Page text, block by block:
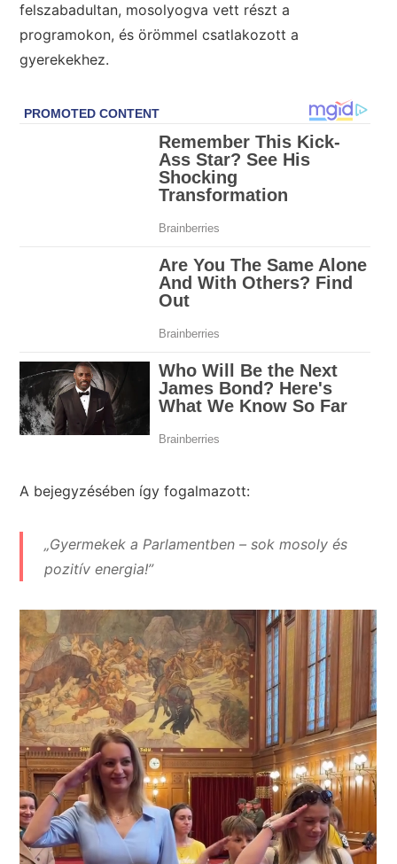
felszabadultan, mosolyogva vett részt a
programokon, és örömmel csatlakozott a
gyerekekhez.
A bejegyzésében így fogalmazott:
„Gyermekek a Parlamentben – sok mosoly és
pozitív energia!”